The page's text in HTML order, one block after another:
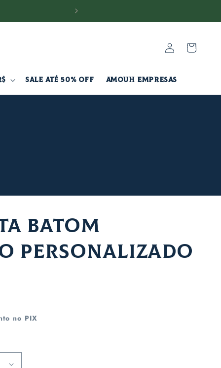
nas compras acima de R$200!
SALE ATÉ 50% OFF AMOUH EMPRESAS
Fazer
login
Carrinho
Batom
Personalizado
no PIX